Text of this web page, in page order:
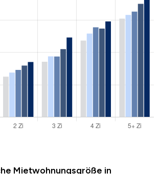
Mietwohnungsgröße in